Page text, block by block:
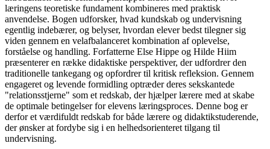
læringens teoretiske fundament kombineres med praktisk
anvendelse. Bogen udforsker, hvad kundskab og undervisning
egentlig indebærer, og belyser, hvordan elever bedst tilegner sig
viden gennem en velafbalanceret kombination af oplevelse,
forståelse og handling. Forfatterne Else Hippe og Hilde Hiim
præsenterer en række didaktiske perspektiver, der udfordrer den
traditionelle tankegang og opfordrer til kritisk refleksion. Gennem
engageret og levende formidling optræder deres sekskantede
"relationsstjerne" som et redskab, der hjælper lærere med at skabe
de optimale betingelser for elevens læringsproces. Denne bog er
derfor et værdifuldt redskab for både lærere og didaktikstuderende,
der ønsker at fordybe sig i en helhedsorienteret tilgang til
undervisning.